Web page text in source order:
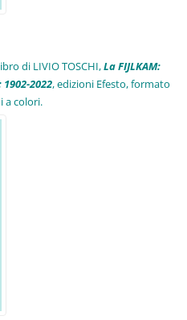
di LIVIO TOSCHI,La FIJLKAM:
2022, edizioni Efesto, formato
a colori.